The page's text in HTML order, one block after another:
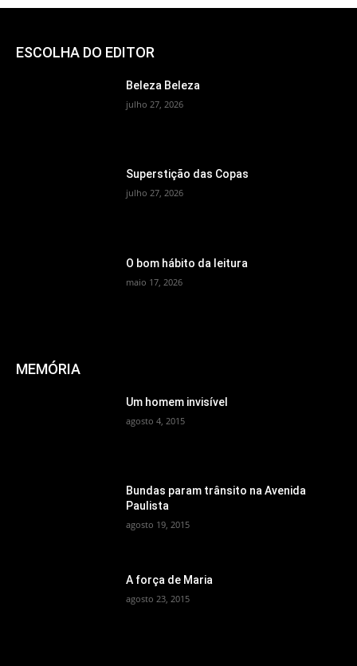
ESCOLHA DO EDITOR
Beleza Beleza
julho 27, 2026
Superstição das Copas
julho 27, 2026
O bom hábito da leitura
maio 17, 2026
MEMÓRIA
Um homem invisível
agosto 4, 2015
Bundas param trânsito na Avenida
Paulista
agosto 19, 2015
A força de Maria
agosto 23, 2015